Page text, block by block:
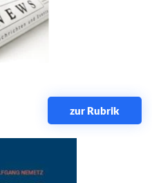
zur Rubrik